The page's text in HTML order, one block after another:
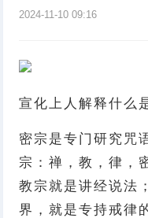
2024-11-10 09:16
宣化上人解释什么
密宗是专门研究咒
宗：禅，教，律，
教宗就是讲经说法
界，就是专持戒律